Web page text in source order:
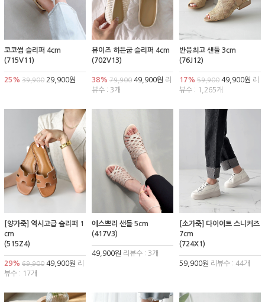
코코썸 슬리퍼 4cm
(715V11)
25% 39,900 29,900원
뮤이즈 히든굽 슬리퍼 4cm
(702V13)
38% 79,90049,900원 리
뷰수 : 3개
반응최고 샌들 3cm
(76J12)
17% 59,90049,900원 리
뷰수 : 1,265개
[양가죽] 역시고급 슬리퍼 1
cm
(515Z4)
29% 69,900 49,900원 리
뷰수 : 17개
에스쁘리 샌들 5cm
(417V3)
49,900원 리뷰수 : 3개
[소가죽] 다이어트 스니커즈
7cm
(724X1)
59,900원 리뷰수 : 44개